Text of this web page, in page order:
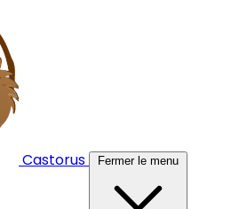
Castorus Fermer le menu